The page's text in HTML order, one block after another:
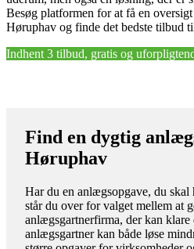
Besøg platformen for at få en
Høruphav og finde det bedste tilbud
Indhent 3 tilbud, gratis og
Find en dygtig
Høruphav
Har du en anlægsopgave, du skal
står du over for valget mellem at
anlægsgartnerfirma, der kan
anlægsgartner kan både løse